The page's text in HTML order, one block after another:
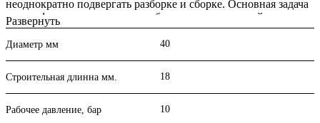
неоднократно подвергать разборке и сборке. Основная задача
такого фланца заключается в обеспечении надежной опоры
для усиления стычных крепежей конструкции.
Характеристики:
Материал корпуса
Сталь 3, 20
Рабочее давление Ру, кгс/см² 10
Рабочая температура tmax, °C
Рабочая среда
вода, пар, газ
Развернуть
Диаметр мм 40
Строительная длинна мм. 18
Рабочее давление, бар 10